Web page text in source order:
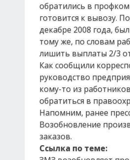
обратились в
готовится к вывозу.
декабре 2008 года,
тому же, по словам
лишить выплаты 2/3
Как сообщили
руководство
кому-то из
обратиться в
Напомним, ранее
Возобновление
заказов.
Ссылка по теме: